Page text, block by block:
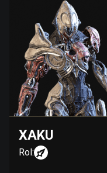
XAKU
Rol: